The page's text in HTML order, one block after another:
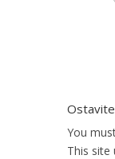
You
This site